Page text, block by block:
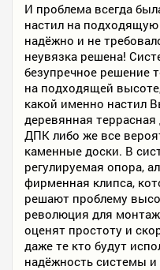
ПОЛЕЗНОЕ
И проблема всегда
настил на
надёжно и не
неувязка решена!
безупречное решение
на подходящей
какой именно настил
деревянная террасная
ДПК либо же все
каменные доски. В
регулируемая опора,
фирменная клипса,
решают проблему
революция для
оценят простоту и
даже те кто будут
надёжность системы и